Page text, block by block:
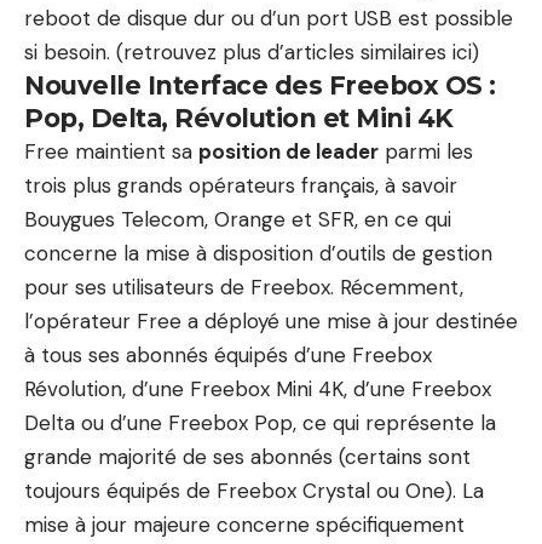
reboot de disque dur ou d’un port USB est possible
si besoin. (retrouvez plus d’articles similaires ici)
Nouvelle Interface des Freebox OS :
Pop, Delta, Révolution et Mini 4K
Free maintient sa position de leader parmi les
trois plus grands opérateurs français, à savoir
Bouygues Telecom, Orange et SFR, en ce qui
concerne la mise à disposition d’outils de gestion
pour ses utilisateurs de Freebox. Récemment,
l’opérateur Free a déployé une mise à jour destinée
à tous ses abonnés équipés d’une Freebox
Révolution, d’une Freebox Mini 4K, d’une Freebox
Delta ou d’une Freebox Pop, ce qui représente la
grande majorité de ses abonnés (certains sont
toujours équipés de Freebox Crystal ou One). La
mise à jour majeure concerne spécifiquement